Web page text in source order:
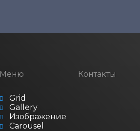
Меню
Grid
Gallery
Изображение
Carousel
Контакты